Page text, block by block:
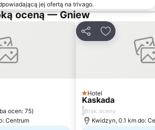
jej ofertą na trivago.
oceną — Gniew
ocen: 75)
Centrum
UdostępnijDodaj do
1 Kategoria
Hotel
Kaskada
/Brak oceny
Kwidzyn, 0.1 km do: